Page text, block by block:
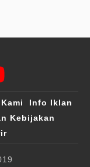
Info Iklan
Kebijakan